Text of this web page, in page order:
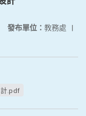
發布單位： 教務處 |
.pdf